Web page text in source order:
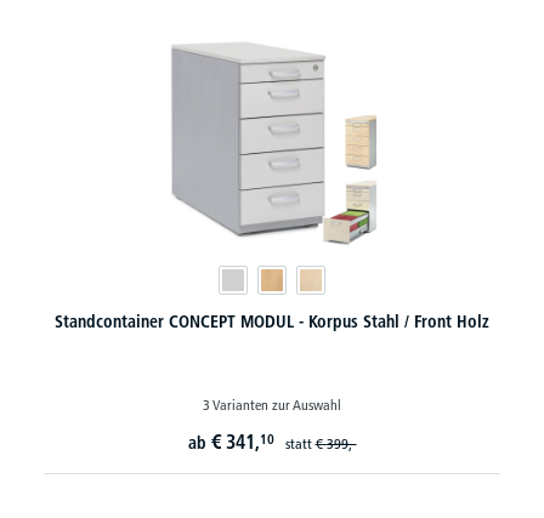
Standcontainer CONCEPT MODUL - Korpus Stahl / Front Holz
3 Varianten zur Auswahl
ab € 341,10 statt€ 399,-